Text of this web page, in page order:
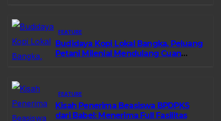
FEATURE
Budidaya Kopi Lokal Bangka, Peluang
Petani Milenial Mendulang Cuan
FEATURE
Kisah Penerima Beasiswa BPDPKS
dari Babel: Menerima Full Fasilitas